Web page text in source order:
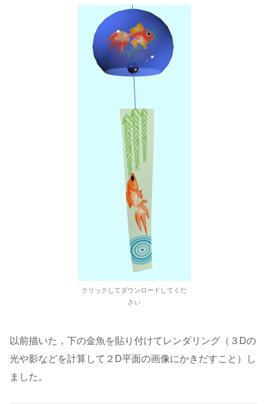
クリックしてダウンロードしてくだ
さい
以前描いた，下の金魚を貼り付けてレンダリング（３Dの
光や影などを計算して２D平面の画像にかきだすこと）し
ました。